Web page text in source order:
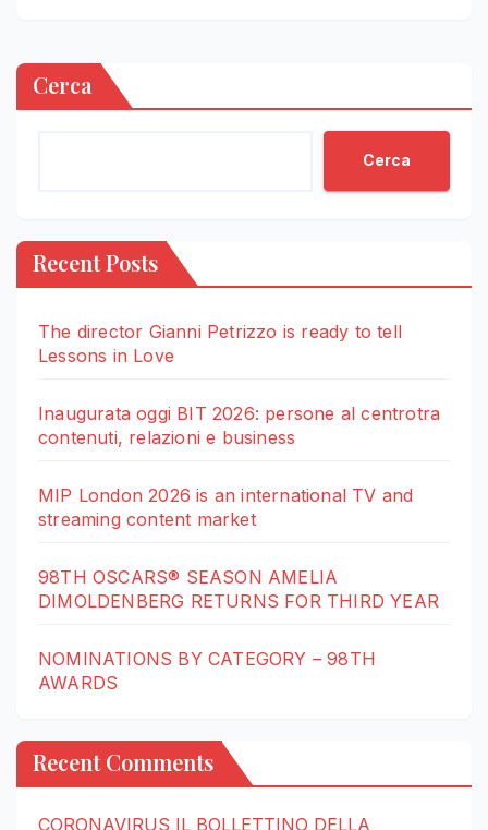
Cerca
Cerca
Recent Posts
The director Gianni Petrizzo is ready to tell
Lessons in Love
Inaugurata oggi BIT 2026: persone al centrotra
contenuti, relazioni e business
MIP London 2026 is an international TV and
streaming content market
98TH OSCARS® SEASON AMELIA
DIMOLDENBERG RETURNS FOR THIRD YEAR
NOMINATIONS BY CATEGORY – 98TH
AWARDS
Recent Comments
CORONAVIRUS IL BOLLETTINO DELLA